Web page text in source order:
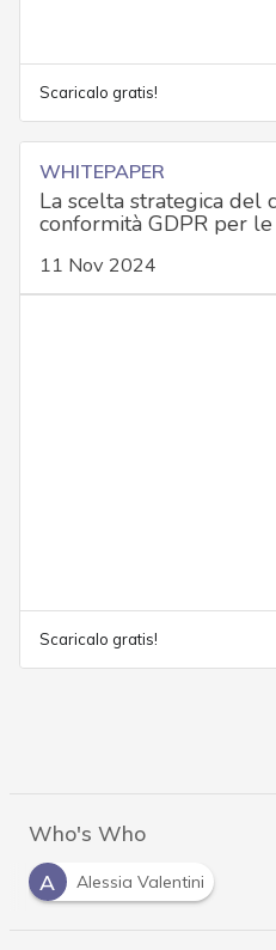
Scaricalo gratis!
WHITEPAPER
La scelta strategica del
conformità GDPR per le
11 Nov 2024
Scaricalo gratis!
Who's Who
A
Alessia Valentini